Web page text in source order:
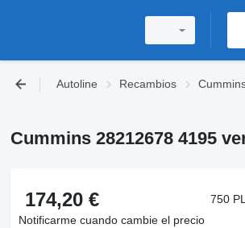
Autoline Recambios
Cummins 28212678 4195
174,20 €
750
Notificarme cuando cambie el precio